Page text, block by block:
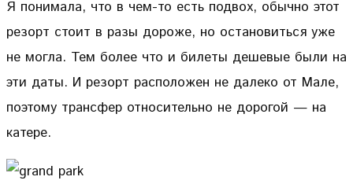
Я понимала, что в чем-то есть подвох, обычно этот
резорт стоит в разы дороже, но остановиться уже
не могла. Тем более что и билеты дешевые были на
эти даты. И резорт расположен не далеко от Мале,
поэтому трансфер относительно не дорогой — на
катере.